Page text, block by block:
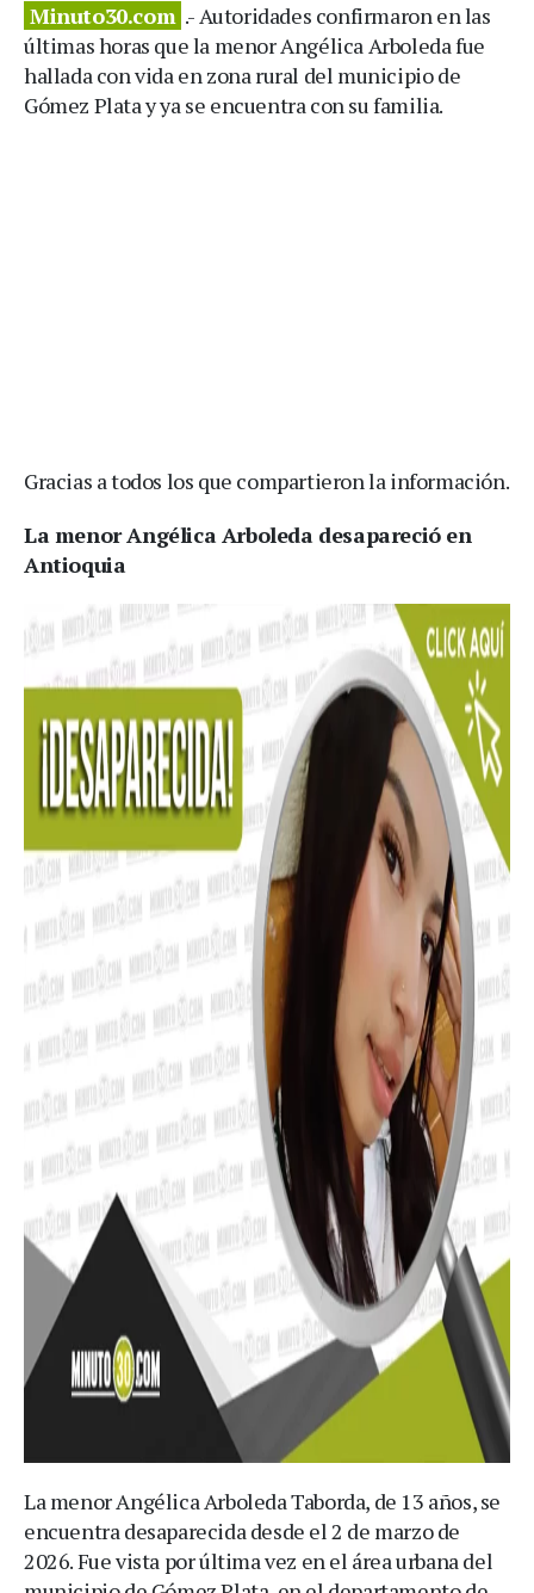
Minuto30.com .- Autoridades confirmaron en las
últimas horas que la menor Angélica Arboleda fue
hallada con vida en zona rural del municipio de
Gómez Plata y ya se encuentra con su familia.
Gracias a todos los que compartieron la información.
La menor Angélica Arboleda desapareció en
Antioquia
La menor Angélica Arboleda Taborda, de 13 años, se
encuentra desaparecida desde el 2 de marzo de
2026. Fue vista por última vez en el área urbana del